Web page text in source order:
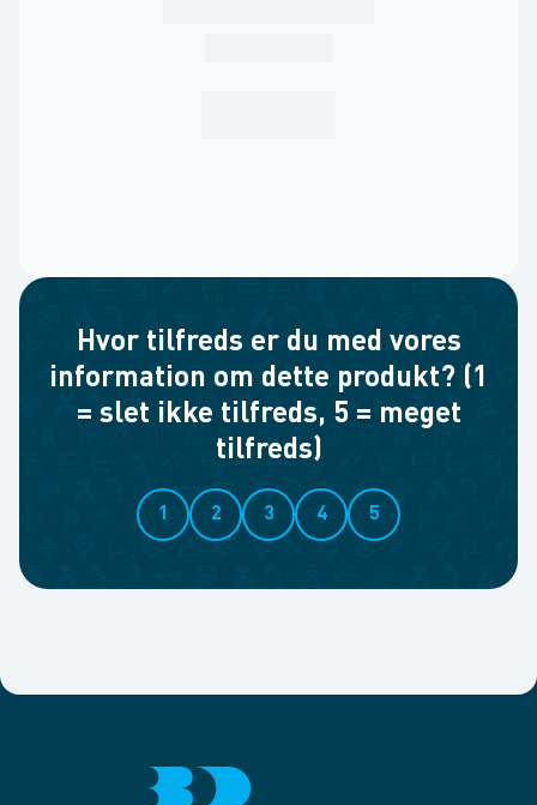
Hvor tilfreds er du med vores
information om dette produkt? (1
= slet ikke tilfreds, 5 = meget
tilfreds)
1 2 3 4 5